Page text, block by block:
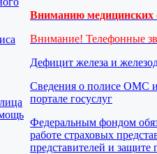
Вниманию медицинских
Внимание! Телефонные
Дефицит железа и
Сведения о полисе ОМС
портале госуслуг
Федеральным фондом
работе страховых
представителей и защите